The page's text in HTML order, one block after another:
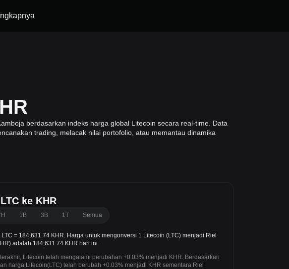
berdasarkan indeks harga global Litecoin secara real-time. Data
trading, melacak nilai portofolio, atau memantau dinamika
ke KHR
1B 3B 1T Semua
LTC = 184,631.74 KHR. Harga untuk mengonversi 1 Litecoin (LTC) menjadi Riel
adalah 184,631.74 KHR hari ini.
Litecoin telah mengalami perubahan +0.03% menjadi KHR. Berdasarkan
harga Litecoin(LTC) telah berubah +0.03% menjadi KHR sementara Riel